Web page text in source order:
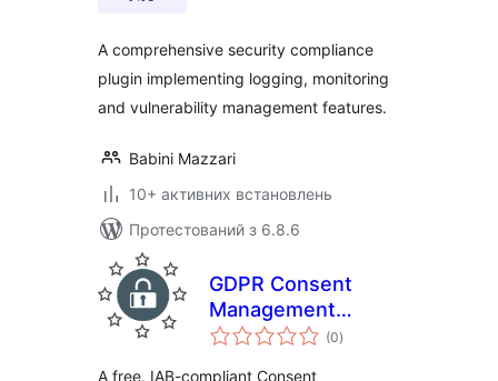
A comprehensive security compliance
plugin implementing logging, monitoring
and vulnerability management features.
Babini Mazzari
10+ активних встановлень
Протестований з 6.8.6
GDPR Consent
Management
Platform
(0загальний
рейтинг
)
A free, IAB-compliant Consent